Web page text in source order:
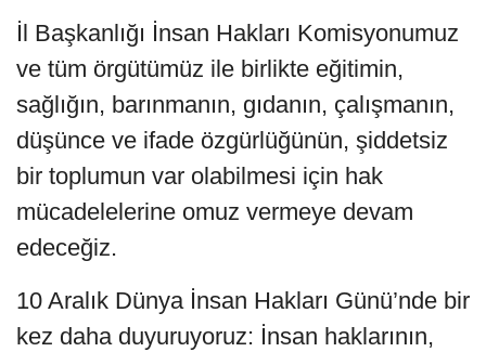
İl Başkanlığı İnsan Hakları Komisyonumuz
ve tüm örgütümüz ile birlikte eğitimin,
sağlığın, barınmanın, gıdanın, çalışmanın,
düşünce ve ifade özgürlüğünün, şiddetsiz
bir toplumun var olabilmesi için hak
mücadelelerine omuz vermeye devam
edeceğiz.
10 Aralık Dünya İnsan Hakları Günü’nde bir
kez daha duyuruyoruz: İnsan haklarının,